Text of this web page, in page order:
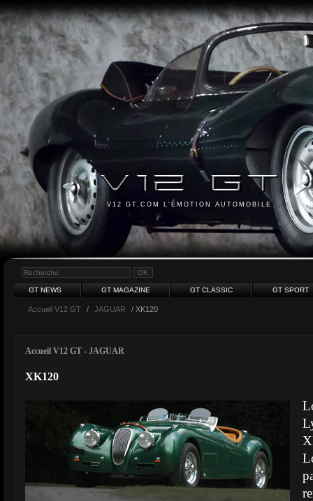
V12 GT.COM L'ÉMOTION AUTOMOBILE
GT NEWS GT MAGAZINE GT CLASSIC GT SPORT
Accueil V12 GT / JAGUAR / XK120
Accueil V12 GT - JAGUAR
XK120